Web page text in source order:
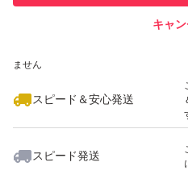
ません
スピード＆安心発送
スピード発送
キャ